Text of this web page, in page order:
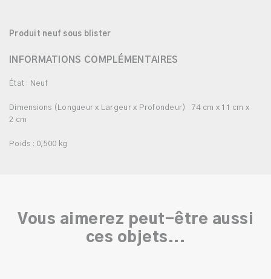
Produit neuf sous blister
INFORMATIONS COMPLÉMENTAIRES
État : Neuf
Dimensions (Longueur x Largeur x Profondeur) : 74 cm x 11 cm x
2 cm
Poids : 0,500 kg
Vous aimerez peut-être aussi
ces objets...